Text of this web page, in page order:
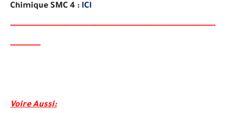
Chimique SMC 4 : ICI
---------------------------------------------------------------------------------
------------
Voire Aussi: